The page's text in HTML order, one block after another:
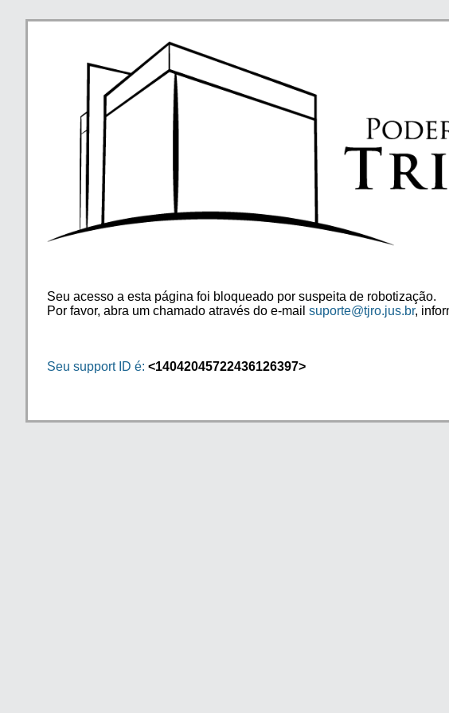
Seu acesso a esta página foi bloqueado por suspeita de robotização.
Por favor, abra um chamado através do e-mail suporte@tjro.jus.br,
Seu support ID é: <14042045722436126397>